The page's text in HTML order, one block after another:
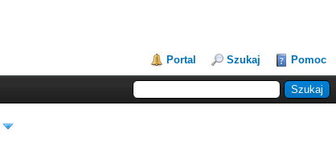
Portal Szukaj Pomoc